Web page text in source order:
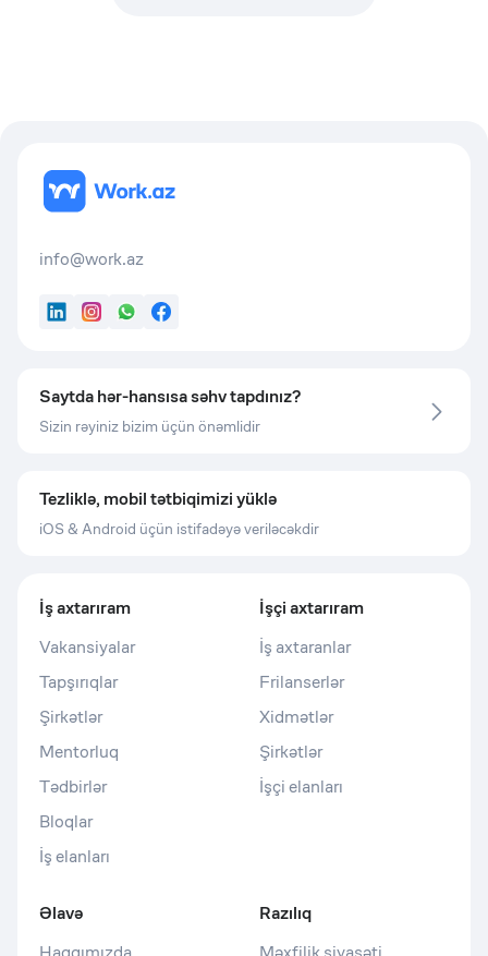
info@work.az
LinkedInInstagram
WhatsApp
Facebook
Saytda hər-hansısa səhv tapdınız?
Sizin rəyiniz bizim üçün önəmlidir
Tezliklə, mobil tətbiqimizi yüklə
iOS & Android üçün istifadəyə veriləcəkdir
İş axtarıram
Vakansiyalar
Tapşırıqlar
Şirkətlər
Mentorluq
Tədbirlər
Bloqlar
İş elanları
İşçi axtarıram
İş axtaranlar
Frilanserlər
Xidmətlər
Şirkətlər
İşçi elanları
Əlavə
Razılıq